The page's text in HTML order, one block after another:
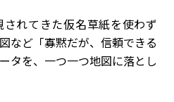
れてきた仮名草紙を使わず
など「寡黙だが、信頼できる
タを、一つ一つ地図に落とし